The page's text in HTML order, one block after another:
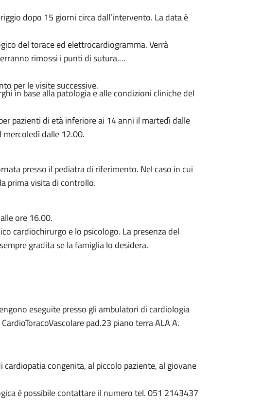
dopo 15 giorni circa dall’intervento. La data è
del torace ed elettrocardiogramma. Verrà
rimossi i punti di sutura.
per le visite successive.
in base alla patologia e alle condizioni cliniche del
pazienti di età inferiore ai 14 anni il martedì dalle
dalle 12.00.
presso il pediatra di riferimento. Nel caso in cui
prima visita di controllo.
ore 16.00.
cardiochirurgo e lo psicologo. La presenza del
gradita se la famiglia lo desidera.
eseguite presso gli ambulatori di cardiologia
pad.23 piano terra ALA A.
congenita, al piccolo paziente, al giovane
è possibile contattare il numero tel. 051 2143437